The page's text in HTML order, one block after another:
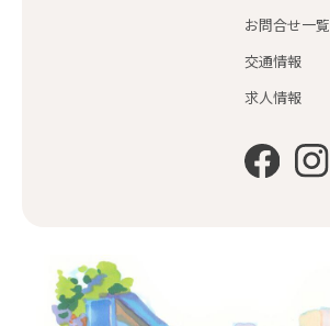
お問合せ一覧
交通情報
求人情報